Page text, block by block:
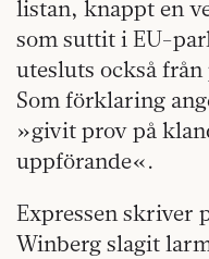
listan, knappt en
som suttit i EU-
utesluts också
Som förklaring
»givit prov på
uppförande«.
Expressen skriver
Winberg slagit